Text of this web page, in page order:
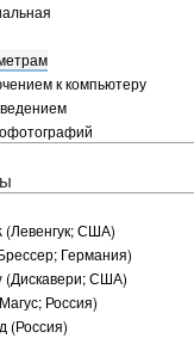
к компьютеру
(Левенгук; США)
Германия)
(Дискавери; США)
Россия)
(Россия)